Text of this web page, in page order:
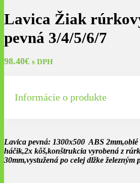
Lavica Žiak
pevná 3/4/5/6/7
98.40€ s DPH
Informácie o produkte
Lavica pevná: 1300x500 ABS
háčik,2x kôš,konštrukcia vyrobená z
30mm,vystužená po celej dlžke železným